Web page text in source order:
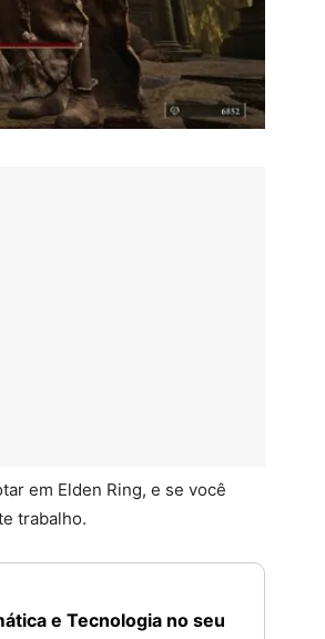
em Elden Ring, e se você
trabalho.
e Tecnologia no seu